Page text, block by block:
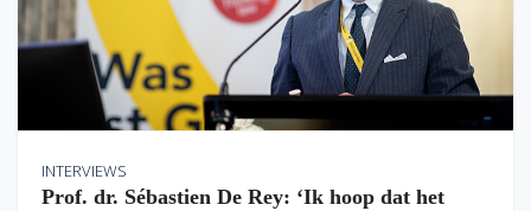
INTERVIEWS
Prof. dr. Sébastien De Rey: ‘Ik hoop dat het